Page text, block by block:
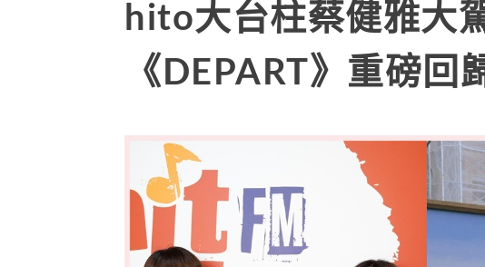
hito大台柱蔡健雅大
《DEPART》重磅回